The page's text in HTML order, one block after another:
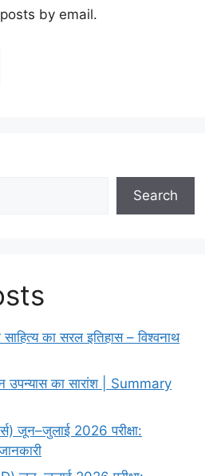
by email.
Search
का सरल इतिहास – विश्वनाथ
का सारांश | Summary
जून–जुलाई 2026 परीक्षा: